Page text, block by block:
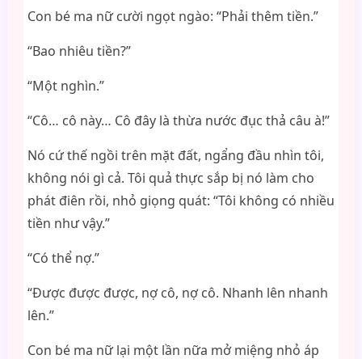
Con bé ma nữ cười ngọt ngào: “Phải thêm tiền.”
“Bao nhiêu tiền?”
“Một nghìn.”
“Cô… cô này… Cô đây là thừa nước đục thả câu à!”
Nó cứ thế ngồi trên mặt đất, ngẩng đầu nhìn tôi,
không nói gì cả. Tôi quả thực sắp bị nó làm cho
phát điên rồi, nhỏ giọng quát: “Tôi không có nhiều
tiền như vậy.”
“Có thể nợ.”
“Được được được, nợ cô, nợ cô. Nhanh lên nhanh
lên.”
Con bé ma nữ lại một lần nữa mở miệng nhỏ áp